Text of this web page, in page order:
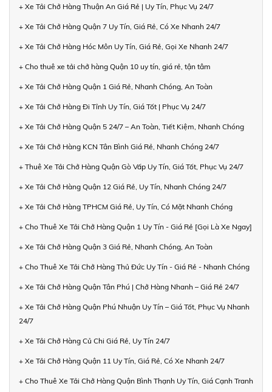
+ Xe Tải Chở Hàng Thuận An Giá Rẻ | Uy Tín, Phục Vụ 24/7
+ Xe Tải Chở Hàng Quận 7 Uy Tín, Giá Rẻ, Có Xe Nhanh 24/7
+ Xe Tải Chở Hàng Hóc Môn Uy Tín, Giá Rẻ, Gọi Xe Nhanh 24/7
+ Cho thuê xe tải chở hàng Quận 10 uy tín, giá rẻ, tận tâm
+ Xe Tải Chở Hàng Quận 1 Giá Rẻ, Nhanh Chóng, An Toàn
+ Xe Tải Chở Hàng Đi Tỉnh Uy Tín, Giá Tốt | Phục Vụ 24/7
+ Xe Tải Chở Hàng Quận 5 24/7 – An Toàn, Tiết Kiệm, Nhanh Chóng
+ Xe Tải Chở Hàng KCN Tân Bình Giá Rẻ, Nhanh Chóng 24/7
+ Thuê Xe Tải Chở Hàng Quận Gò Vấp Uy Tín, Giá Tốt, Phục Vụ 24/7
+ Xe Tải Chở Hàng Quận 12 Giá Rẻ, Uy Tín, Nhanh Chóng 24/7
+ Xe Tải Chở Hàng TPHCM Giá Rẻ, Uy Tín, Có Mặt Nhanh Chóng
+ Cho Thuê Xe Tải Chở Hàng Quận 1 Uy Tín - Giá Rẻ [Gọi Là Xe Ngay]
+ Xe Tải Chở Hàng Quận 3 Giá Rẻ, Nhanh Chóng, An Toàn
+ Cho Thuê Xe Tải Chở Hàng Thủ Đức Uy Tín - Giá Rẻ - Nhanh Chóng
+ Xe Tải Chở Hàng Quận Tân Phú | Chở Hàng Nhanh – Giá Rẻ 24/7
+ Xe Tải Chở Hàng Quận Phú Nhuận Uy Tín – Giá Tốt, Phục Vụ Nhanh
24/7
+ Xe Tải Chở Hàng Củ Chi Giá Rẻ, Uy Tín 24/7
+ Xe Tải Chở Hàng Quận 11 Uy Tín, Giá Rẻ, Có Xe Nhanh 24/7
+ Cho Thuê Xe Tải Chở Hàng Quận Bình Thạnh Uy Tín, Giá Cạnh Tranh